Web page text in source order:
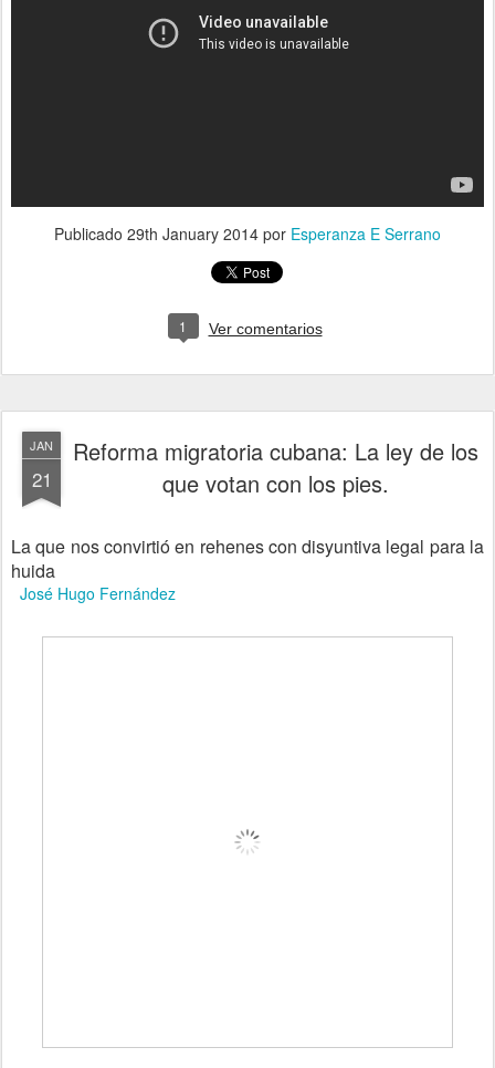
Publicado 29th January 2014 por Esperanza E Serrano
1 Ver comentarios
JAN
21
Reforma migratoria cubana: La ley de los
que votan con los pies.
La que nos convirtió en rehenes con disyuntiva legal para la
huida
José Hugo Fernández